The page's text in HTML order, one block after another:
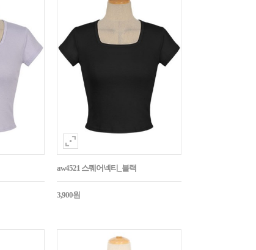
aw4521 스퀘어넥티_블랙
3,900원